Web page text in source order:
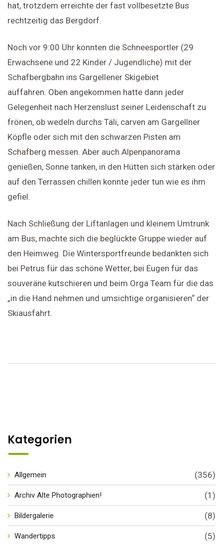
hat, trotzdem erreichte der fast vollbesetzte Bus
rechtzeitig das Bergdorf.
Noch vor 9:00 Uhr konnten die Schneesportler (29
Erwachsene und 22 Kinder / Jugendliche) mit der
Schafbergbahn ins Gargellener Skigebiet
auffahren. Oben angekommen hatte dann jeder
Gelegenheit nach Herzenslust seiner Leidenschaft zu
frönen, ob wedeln durchs Täli, carven am Gargellner
Köpfle oder sich mit den schwarzen Pisten am
Schafberg messen. Aber auch Alpenpanorama
genießen, Sonne tanken, in den Hütten sich stärken oder
auf den Terrassen chillen konnte jeder tun wie es ihm
gefiel.
Nach Schließung der Liftanlagen und kleinem Umtrunk
am Bus, machte sich die beglückte Gruppe wieder auf
den Heimweg. Die Wintersportfreunde bedankten sich
bei Petrus für das schöne Wetter, bei Eugen für das
souveräne kutschieren und beim Orga Team für die das
„in die Hand nehmen und umsichtige organisieren“ der
Skiausfahrt.
Kategorien
Allgemein (356)
Archiv Alte Photographien! (1)
Bildergalerie (8)
Wandertipps (5)